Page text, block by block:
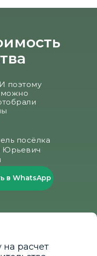
поэтому
можно
посёлка
Юрьевич
в WhatsApp
на расчет